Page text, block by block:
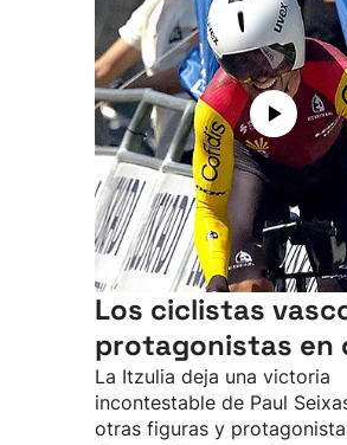
Los ciclistas
protagonistas en
La Itzulia deja una victoria
incontestable de Paul
otras figuras y